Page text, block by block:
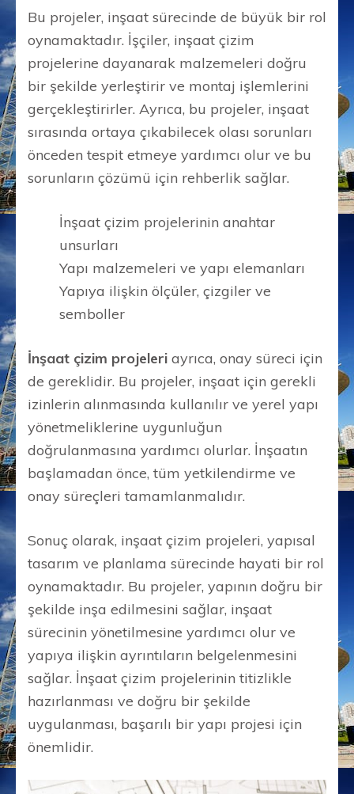
Bu projeler, inşaat sürecinde de büyük bir rol
oynamaktadır. İşçiler, inşaat çizim
projelerine dayanarak malzemeleri doğru
bir şekilde yerleştirir ve montaj işlemlerini
gerçekleştirirler. Ayrıca, bu projeler, inşaat
sırasında ortaya çıkabilecek olası sorunları
önceden tespit etmeye yardımcı olur ve bu
sorunların çözümü için rehberlik sağlar.
İnşaat çizim projelerinin anahtar
unsurları
Yapı malzemeleri ve yapı elemanları
Yapıya ilişkin ölçüler, çizgiler ve
semboller
İnşaat çizim projeleri ayrıca, onay süreci için
de gereklidir. Bu projeler, inşaat için gerekli
izinlerin alınmasında kullanılır ve yerel yapı
yönetmeliklerine uygunluğun
doğrulanmasına yardımcı olurlar. İnşaatın
başlamadan önce, tüm yetkilendirme ve
onay süreçleri tamamlanmalıdır.
Sonuç olarak, inşaat çizim projeleri, yapısal
tasarım ve planlama sürecinde hayati bir rol
oynamaktadır. Bu projeler, yapının doğru bir
şekilde inşa edilmesini sağlar, inşaat
sürecinin yönetilmesine yardımcı olur ve
yapıya ilişkin ayrıntıların belgelenmesini
sağlar. İnşaat çizim projelerinin titizlikle
hazırlanması ve doğru bir şekilde
uygulanması, başarılı bir yapı projesi için
önemlidir.